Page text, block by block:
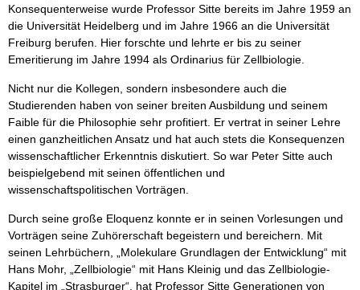
Konsequenterweise wurde Professor Sitte bereits im Jahre 1959 an
die Universität Heidelberg und im Jahre 1966 an die Universität
Freiburg berufen. Hier forschte und lehrte er bis zu seiner
Emeritierung im Jahre 1994 als Ordinarius für Zellbiologie.
Nicht nur die Kollegen, sondern insbesondere auch die
Studierenden haben von seiner breiten Ausbildung und seinem
Faible für die Philosophie sehr profitiert. Er vertrat in seiner Lehre
einen ganzheitlichen Ansatz und hat auch stets die Konsequenzen
wissenschaftlicher Erkenntnis diskutiert. So war Peter Sitte auch
beispielgebend mit seinen öffentlichen und
wissenschaftspolitischen Vorträgen.
Durch seine große Eloquenz konnte er in seinen Vorlesungen und
Vorträgen seine Zuhörerschaft begeistern und bereichern. Mit
seinen Lehrbüchern, „Molekulare Grundlagen der Entwicklung“ mit
Hans Mohr, „Zellbiologie“ mit Hans Kleinig und das Zellbiologie-
Kapitel im „Strasburger“, hat Professor Sitte Generationen von